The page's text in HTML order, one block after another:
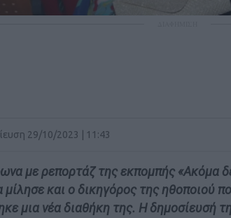
29/10/2023 | 11:43
με ρεπορτάζ της εκπομπής «Ακόμα
μίλησε και ο δικηγόρος της ηθοποιού
μια νέα διαθήκη της. Η δημοσίευσή